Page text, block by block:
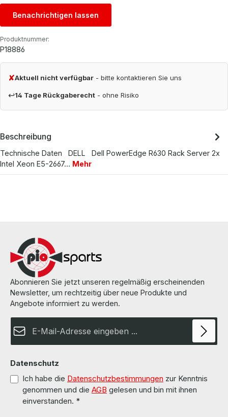
Benachrichtigen lassen
Produktnummer:
P18886
✘Aktuell nicht verfügbar - bitte kontaktieren Sie uns
↩14 Tage Rückgaberecht - ohne Risiko
Beschreibung
Technische Daten DELL Dell PowerEdge R630 Rack Server 2x
Intel Xeon E5-2667… Mehr
Abonnieren Sie jetzt unseren regelmäßig erscheinenden
Newsletter, um rechtzeitig über neue Produkte und
Angebote informiert zu werden.
Datenschutz
Ich habe die Datenschutzbestimmungen zur Kenntnis
genommen und die AGB gelesen und bin mit ihnen
einverstanden. *